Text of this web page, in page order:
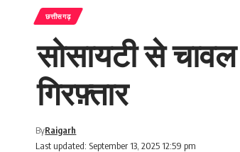
छत्तीसगढ़
सोसायटी से
गिरफ़्तार
Last updated: September 13, 2025 12:59 pm
ByRaigarh